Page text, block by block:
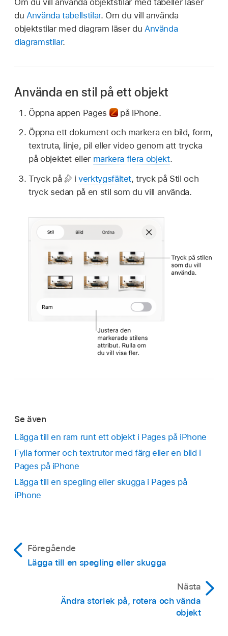
du Använda tabellstilar. Om du vill använda
objektstilar med diagram läser du Använda
diagramstilar.
Använda en stil på ett objekt
Öppna appen Pages
på iPhone.
Öppna ett dokument och markera en bild, form,
textruta, linje, pil eller video genom att trycka
på objektet eller markera flera objekt.
Tryck på
iverktygsfältet, tryck på Stil och
tryck sedan på en stil som du vill använda.
Se även
Lägga till en ram runt ett objekt i Pages på iPhone
Fylla former och textrutor med färg eller en bild i
Pages på iPhone
Lägga till en spegling eller skugga i Pages på
iPhone
Föregående
Lägga till en spegling eller skugga
Nästa
Ändra storlek på, rotera och vända
objekt